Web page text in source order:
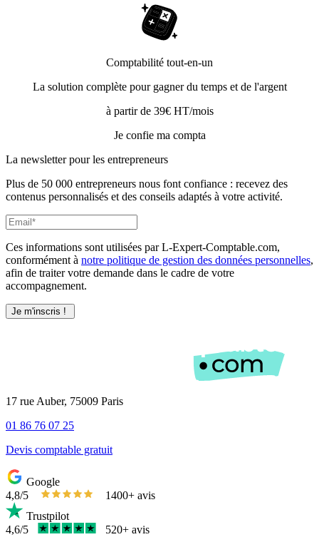
Comptabilité tout-en-un
La solution complète pour gagner du temps et de l'argent
à partir de 39€ HT/mois
Je confie ma compta
La newsletter pour les entrepreneurs
Plus de 50 000 entrepreneurs nous font confiance : recevez des
contenus personnalisés et des conseils adaptés à votre activité.
Ces informations sont utilisées par L-Expert-Comptable.com,
conformément à notre politique de gestion des données personnelles,
afin de traiter votre demande dans le cadre de votre
accompagnement.
17 rue Auber, 75009 Paris
01 86 76 07 25
Devis comptable gratuit
Google
4,8/5
1400+ avis
Trustpilot
4,6/5
520+ avis